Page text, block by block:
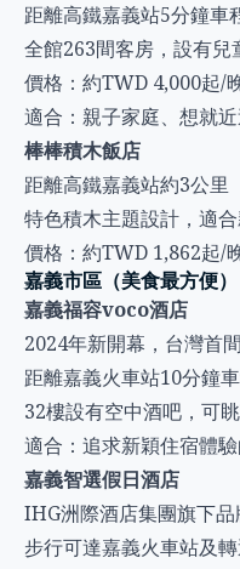
距離高鐵嘉義站5分鐘車
全館263間客房，設有
價格：約TWD 4,000起/
適合：親子家庭、想就
棒棒積木飯店
距離高鐵嘉義站約3公里
特色積木主題設計，適
價格：約TWD 1,862起/
嘉義市區（美食最方便）
嘉義福容voco酒店
2024年新開幕，台灣首
距離嘉義火車站10分鐘
32樓設有空中酒吧，可
適合：追求新穎住宿體
嘉義智選假日酒店
IHG洲際酒店集團旗下品
步行可達嘉義火車站及